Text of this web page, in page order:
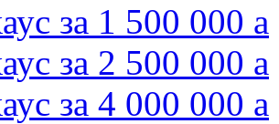
за 1 500 000 a
за 2 500 000 a
за 4 000 000 a